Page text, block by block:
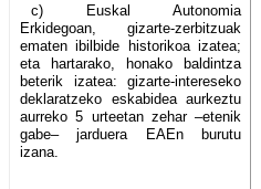
c) Euskal Autonomia
Erkidegoan, gizarte-zerbitzuak
ematen ibilbide historikoa izatea;
eta hartarako, honako baldintza
beterik izatea: gizarte-intereseko
deklaratzeko eskabidea aurkeztu
aurreko 5 urteetan zehar –etenik
gabe– jarduera EAEn burutu
izana.